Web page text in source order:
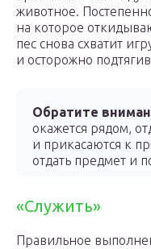
животное.
на которое
пес снова схватит
и осторожно
Обратите
окажется рядом,
и прикасаются к
отдать предмет и
«Служить»
Правильное